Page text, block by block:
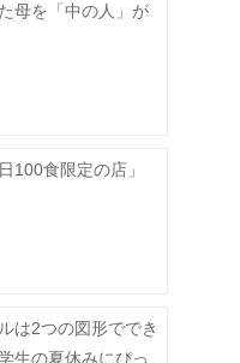
母を「中の人」が
100食限定の店」
は2つの図形ででき
生の夏休みにぴっ